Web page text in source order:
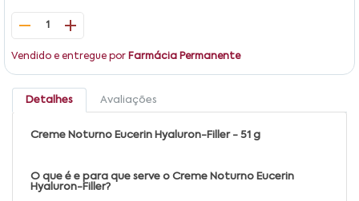
1
Vendido e entregue por Farmácia Permanente
Detalhes Avaliações
Creme Noturno Eucerin Hyaluron-Filler - 51 g
O que é e para que serve o Creme Noturno Eucerin
Hyaluron-Filler?